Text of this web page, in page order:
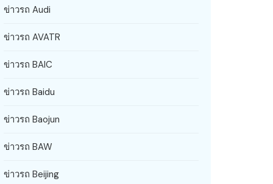
ข่าวรถ Audi
ข่าวรถ AVATR
ข่าวรถ BAIC
ข่าวรถ Baidu
ข่าวรถ Baojun
ข่าวรถ BAW
ข่าวรถ Beijing